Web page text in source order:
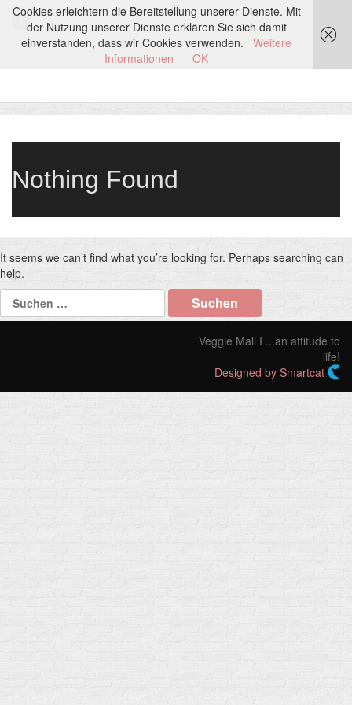
Nothing Found
It seems we can’t find what you’re looking for. Perhaps searching can
help.
Suchen
nach:
Veggie Mall I ...an attitude to
life!
Designed by Smartcat
Cookies erleichtern die Bereitstellung unserer Dienste. Mit
der Nutzung unserer Dienste erklären Sie sich damit
einverstanden, dass wir Cookies verwenden.
Weitere
Informationen
OK